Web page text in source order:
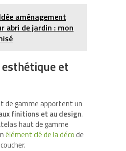
Idée aménagement
abri de jardin : mon
et
de gamme apportent un
finitions et au design.
haut de gamme
élément clé de la décode